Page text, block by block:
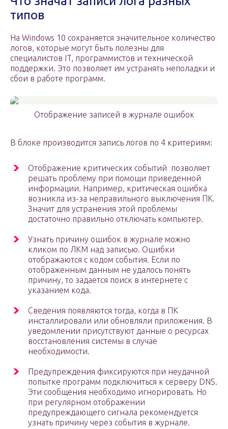
типов
На Windows 10 сохраняется значительное количество
логов, которые могут быть полезны для
специалистов IT, программистов и технической
поддержки. Это позволяет им устранять неполадки и
сбои в работе программ.
Отображение записей в журнале ошибок
В блоке производится запись логов по 4 критериям:
Отображение критических событий позволяет
решать проблему при помощи приведенной
информации. Например, критическая ошибка
возникла из-за неправильного выключения ПК.
Значит для устранения этой проблемы
достаточно правильно отключать компьютер.
Узнать причину ошибок в журнале можно
кликом по ЛКМ над записью. Ошибки
отображаются с кодом события. Если по
отображенным данным не удалось понять
причину, то задается поиск в интернете с
указанием кода.
Сведения появляются тогда, когда в ПК
инсталлировали или обновляли приложения. В
уведомлении присутствуют данные о ресурсах
восстановления системы в случае
необходимости.
Предупреждения фиксируются при неудачной
попытке программ подключиться к серверу DNS.
Эти сообщения необходимо игнорировать. Но
при регулярном отображении
предупреждающего сигнала рекомендуется
узнать причину через события в журнале.